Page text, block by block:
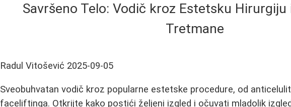
Savršeno Telo: Vodič kroz Estetsku
Tretmane
Radul Vitošević 2025-09-05
Sveobuhvatan vodič kroz popularne estetske procedure, od
faceliftinga. Otkrijte kako postići željeni izgled i očuvati mladolik